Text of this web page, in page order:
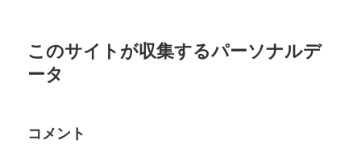
このサイトが収集するパーソナルデ
ータ
コメント